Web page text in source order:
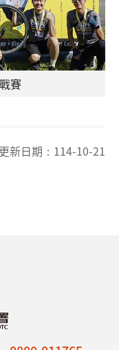
賽
新日期： 114-10-21